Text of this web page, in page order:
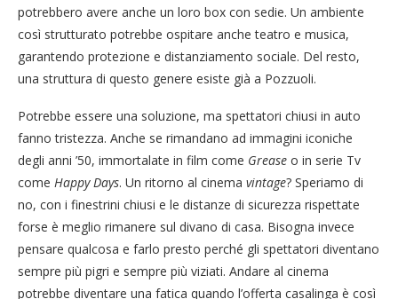
potrebbero avere anche un loro box con sedie. Un ambiente
così strutturato potrebbe ospitare anche teatro e musica,
garantendo protezione e distanziamento sociale. Del resto,
una struttura di questo genere esiste già a Pozzuoli.
Potrebbe essere una soluzione, ma spettatori chiusi in auto
fanno tristezza. Anche se rimandano ad immagini iconiche
degli anni ’50, immortalate in film come Grease o in serie Tv
come Happy Days. Un ritorno al cinema vintage? Speriamo di
no, con i finestrini chiusi e le distanze di sicurezza rispettate
forse è meglio rimanere sul divano di casa. Bisogna invece
pensare qualcosa e farlo presto perché gli spettatori diventano
sempre più pigri e sempre più viziati. Andare al cinema
potrebbe diventare una fatica quando l’offerta casalinga è così